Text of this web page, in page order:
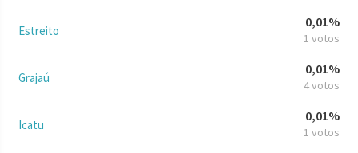
Estreito
0,01%
1 votos
Grajaú
0,01%
4 votos
Icatu
0,01%
1 votos